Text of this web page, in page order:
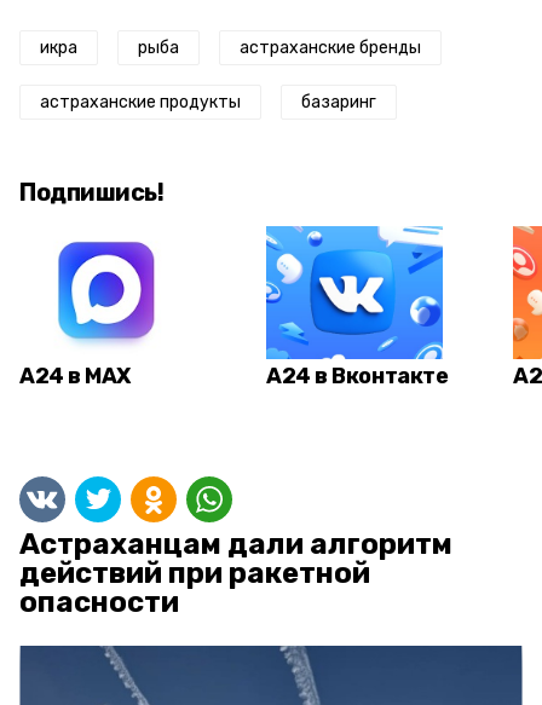
икра рыба астраханские бренды
астраханские продукты базаринг
Подпишись!
А24 в MAX А24 в Вконтакте
Астраханцам дали алгоритм
действий при ракетной
опасности